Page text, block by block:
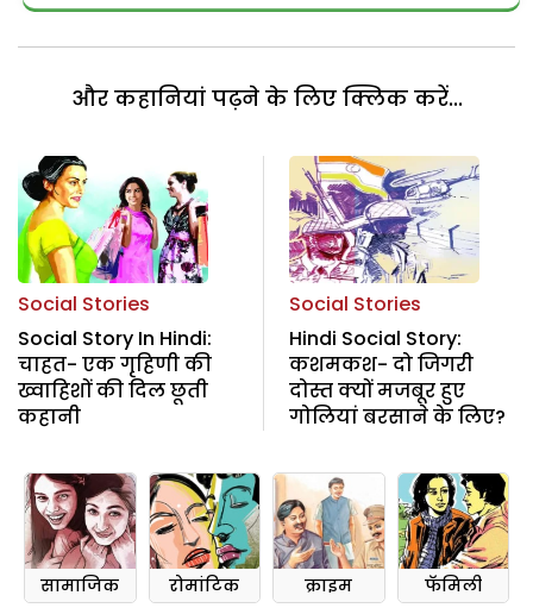
और कहानियां पढ़ने के लिए क्लिक करें...
Social Stories
Social Story In Hindi:
चाहत- एक गृहिणी की
ख्वाहिशों की दिल छूती
कहानी
Social Stories
Hindi Social Story:
कशमकश- दो जिगरी
दोस्त क्यों मजबूर हुए
गोलियां बरसाने के लिए?
सामाजिक रोमांटिक क्राइम फॅमिली